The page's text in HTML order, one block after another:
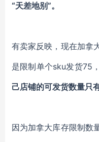
“天差地别”。
有卖家反映，现在加拿
是限制单个sku发货75
己店铺的可发货数量只
因为加拿大库存限制数